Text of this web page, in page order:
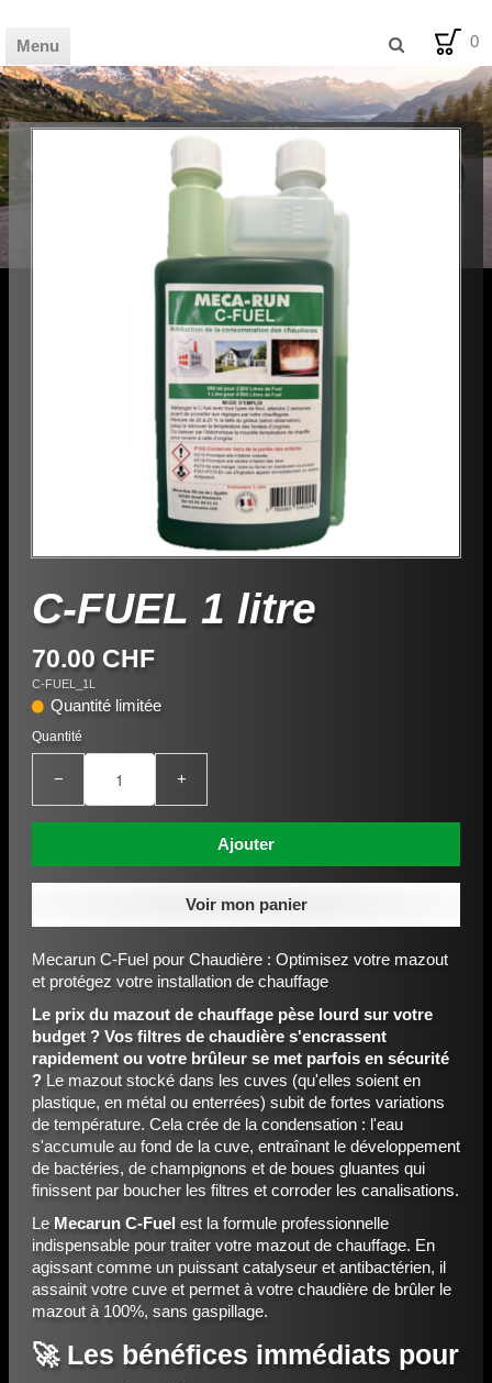
0
Menu
C-FUEL 1 litre
70.00 CHF
C-FUEL_1L
Quantité limitée
Quantité
− +
Ajouter
Voir mon panier
Mecarun C-Fuel pour Chaudière : Optimisez votre mazout
et protégez votre installation de chauffage
Le prix du mazout de chauffage pèse lourd sur votre
budget ? Vos filtres de chaudière s'encrassent
rapidement ou votre brûleur se met parfois en sécurité
? Le mazout stocké dans les cuves (qu'elles soient en
plastique, en métal ou enterrées) subit de fortes variations
de température. Cela crée de la condensation : l'eau
s'accumule au fond de la cuve, entraînant le développement
de bactéries, de champignons et de boues gluantes qui
finissent par boucher les filtres et corroder les canalisations.
Le Mecarun C-Fuel est la formule professionnelle
indispensable pour traiter votre mazout de chauffage. En
agissant comme un puissant catalyseur et antibactérien, il
assainit votre cuve et permet à votre chaudière de brûler le
mazout à 100%, sans gaspillage.
🚀 Les bénéfices immédiats pour